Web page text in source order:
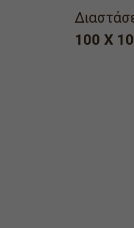
100 Χ